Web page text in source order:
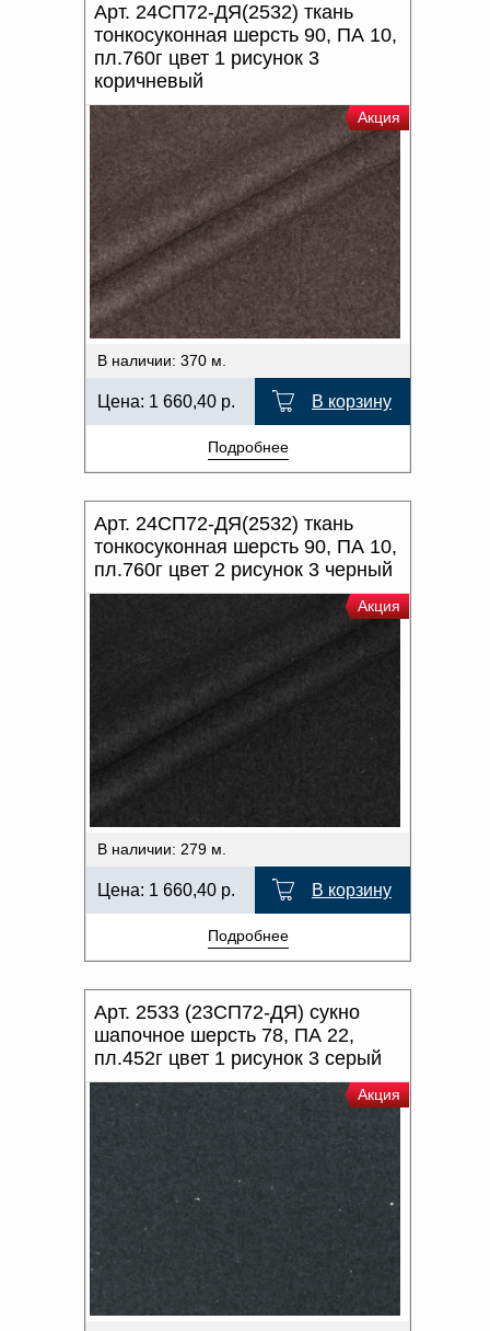
Арт. 24СП72-ДЯ(2532) ткань
тонкосуконная шерсть 90, ПА 10,
пл.760г цвет 1 рисунок 3
коричневый
Акция
В наличии: 370 м.
Цена: 1 660,40 р. В корзину
Подробнее
Арт. 24СП72-ДЯ(2532) ткань
тонкосуконная шерсть 90, ПА 10,
пл.760г цвет 2 рисунок 3 черный
Акция
В наличии: 279 м.
Цена: 1 660,40 р. В корзину
Подробнее
Арт. 2533 (23СП72-ДЯ) сукно
шапочное шерсть 78, ПА 22,
пл.452г цвет 1 рисунок 3 серый
Акция